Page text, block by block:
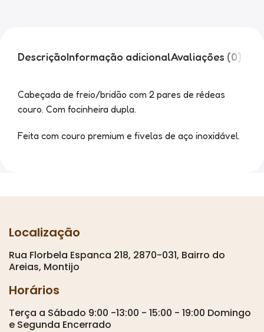
DescriçãoInformação adicionalAvaliações (0)
Cabeçada de freio/bridão com 2 pares de rédeas
couro. Com focinheira dupla.
Feita com couro premium e fivelas de aço inoxidável.
Localização
Rua Florbela Espanca 218, 2870-031, Bairro do
Areias, Montijo
Horários
Terça a Sábado 9:00 -13:00 - 15:00 - 19:00 Domingo
e Segunda Encerrado